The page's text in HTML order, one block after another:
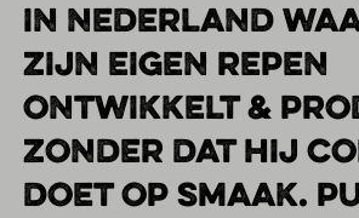
IN NEDERLAND
ZIJN EIGEN REPEN
ONTWIKKELT &
ZONDER DAT HIJ
DOET OP SMAAK.